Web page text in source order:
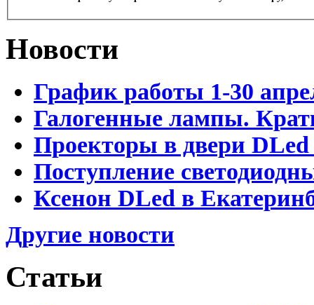
Новости
График работы 1-30
Галогенные лампы.
Проекторы в двери DLed
Поступление
Ксенон DLed в
Другие новости
Статьи